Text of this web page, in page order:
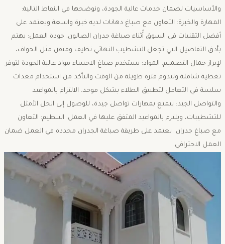
والأساسيات لضمان خدمات عالية الجودة، ونوضحها في النقاط التالية:
المهارة والخبرة: التعاون مع صباغ دهانات لديه خبرة واسعة ويعتمد على
أفضل التقنيات في السوق أُثناء صباغة جدران الصالون. جودة العمل: يهتم
بأدق التفاصيل التي تجعل التشطيب النهائي نظيف ومتقن مثل الحواف،
لإبراز جمال التصميم. المواد: يستخدم صباغ الاحساء مواد عالية الجودة لتوفر
تغطية شاملة ولتدوم فترة طويلة من الوقت والتأكد من استخدام معدات
سلسة في التعامل لتطبيق الطلاء بشكل موحد. الالتزام بالمواعيد
والتواصل الجيد: يتمتع بمهارات تواصل جيدة، للوصول إلى الحل الأمثل
للتشطيبات، ويلتزم بالمواعيد المتفق عليها في العمل. التنظيم: التعاون
مع صباغ جدران يعتمد على طريقة صباغة الجدران محددة في العمل ضمان
العمل الاحترافي.